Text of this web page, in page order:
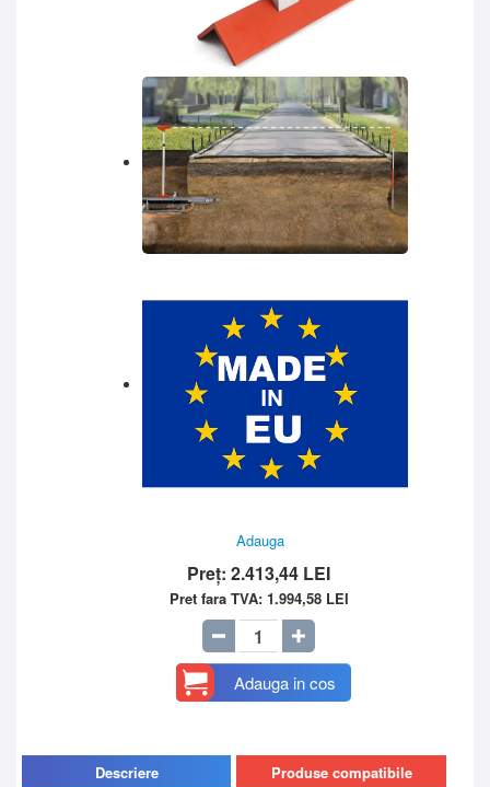
Adauga
Preț:2.413,44 LEI
Pret fara TVA: 1.994,58 LEI
Adauga in cos
Descriere
Produse compatibile